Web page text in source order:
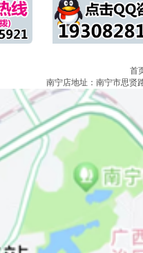
首
南宁店地址：南宁市思贤